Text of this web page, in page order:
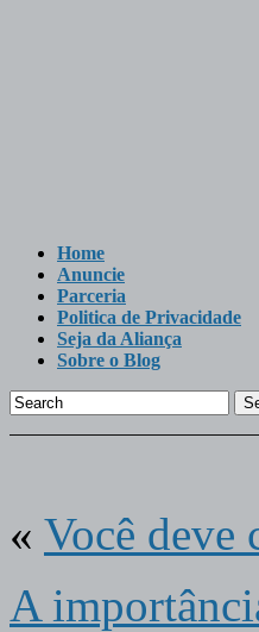
Home
Anuncie
Parceria
Politica de Privacidade
Seja da Aliança
Sobre o Blog
« Você deve
A